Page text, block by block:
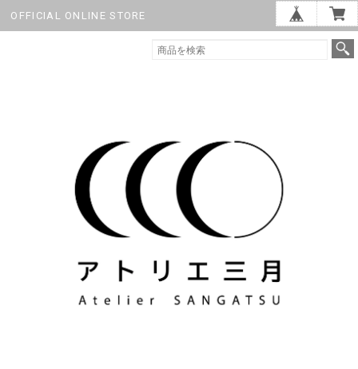
OFFICIAL ONLINE STORE